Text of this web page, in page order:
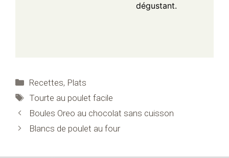
dégustant.
Catégories
Recettes, Plats
Étiquettes
Tourte au poulet facile
Boules Oreo au chocolat sans cuisson
Blancs de poulet au four